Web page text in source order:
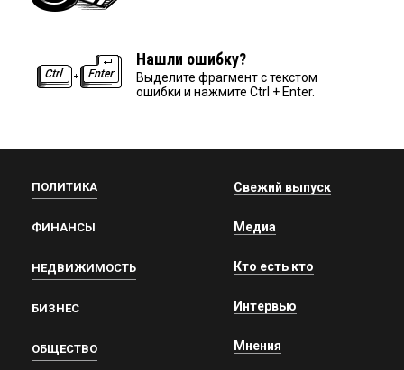
Нашли ошибку?
Выделите фрагмент с текстом
ошибки и нажмите Ctrl + Enter.
ПОЛИТИКА
ФИНАНСЫ
НЕДВИЖИМОСТЬ
БИЗНЕС
ОБЩЕСТВО
Свежий выпуск
Медиа
Кто есть кто
Интервью
Мнения